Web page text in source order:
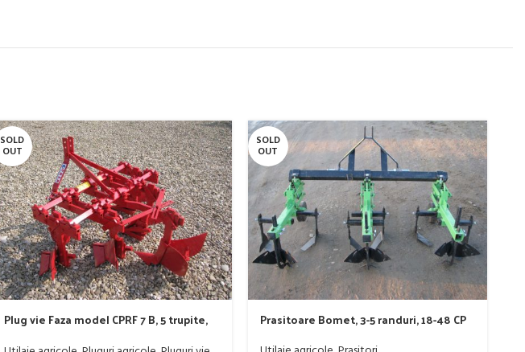
SOLD
OUT
Plug vie Faza model CPRF 7 B, 5 trupite,
SOLD
OUT
Prasitoare Bomet, 3-5 randuri, 18-48 CP